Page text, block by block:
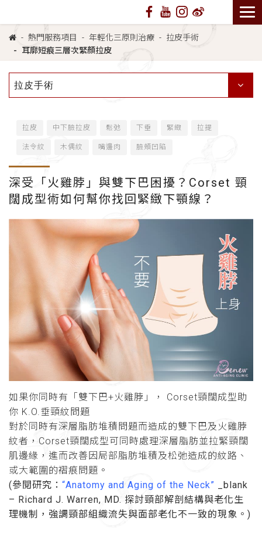
熱門服務項目 年輕化三原則治療
拉皮手術
耳廓短痕三層次緊顏拉皮
拉皮手術
拉皮 中下臉拉皮 鬆弛 下垂 緊緻 拉提
法令紋 木偶紋 嘴邊肉 臉頰凹陷
深受「火雞脖」與雙下巴困擾？Corset 頸
闊成型術如何幫你找回緊緻下顎線？
如果你同時有「雙下巴+火雞脖」， Corset頸闊成型助
你 K.O.垂頸紋問題
對於同時有深層脂肪堆積問題而造成的雙下巴及火雞脖
紋者，Corset頸闊成型可同時處理深層脂肪並拉緊頸闊
肌邊緣，進而改善因局部脂肪堆積及松弛造成的紋路、
或大範圍的褶痕問題。
(參閱研究： “Anatomy and Aging of the Neck” _blank
– Richard J. Warren, MD. 探討頸部解剖結構與老化生
理機制，強調頸部組織流失與面部老化不一致的現象。)